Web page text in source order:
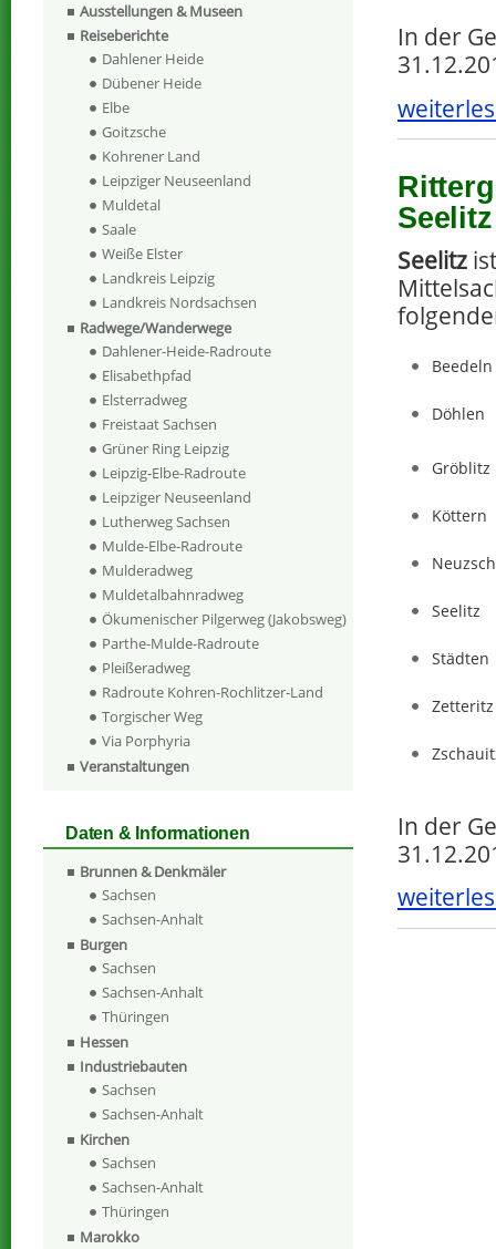
In der
Seelitz
Beedeln
Döhlen
Gröblitz
Köttern
Seelitz
Städten
Zetteritz
In der
Ausstellungen & Museen
Reiseberichte
Dahlener Heide
Dübener Heide
Elbe
Goitzsche
Kohrener Land
Leipziger Neuseenland
Muldetal
Saale
Weiße Elster
Landkreis Leipzig
Landkreis Nordsachsen
Radwege/Wanderwege
Dahlener-Heide-Radroute
Elisabethpfad
Elsterradweg
Freistaat Sachsen
Grüner Ring Leipzig
Leipzig-Elbe-Radroute
Leipziger Neuseenland
Lutherweg Sachsen
Mulde-Elbe-Radroute
Mulderadweg
Muldetalbahnradweg
Ökumenischer Pilgerweg (Jakobsweg)
Parthe-Mulde-Radroute
Pleißeradweg
Radroute Kohren-Rochlitzer-Land
Torgischer Weg
Via Porphyria
Veranstaltungen
Daten & Informationen
Brunnen & Denkmäler
Sachsen
Sachsen-Anhalt
Burgen
Sachsen
Sachsen-Anhalt
Thüringen
Hessen
Industriebauten
Sachsen
Sachsen-Anhalt
Kirchen
Sachsen
Sachsen-Anhalt
Thüringen
Marokko